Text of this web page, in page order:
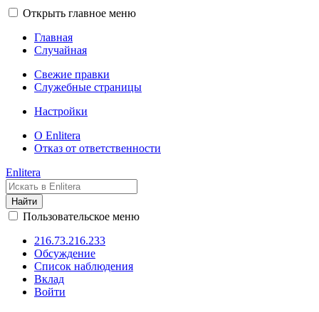
Открыть главное меню
Главная
Случайная
Свежие правки
Служебные страницы
Настройки
О Enlitera
Отказ от ответственности
Enlitera
Найти
Пользовательское меню
216.73.216.233
Обсуждение
Список наблюдения
Вклад
Войти